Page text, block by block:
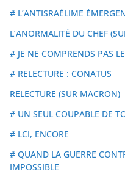
# L’ANTISRAÉLIME
L’ANORMALITÉ DU CHEF
# JE NE COMPRENDS PAS
# RELECTURE : CONATUS
RELECTURE (SUR MACRON)
# UN SEUL COUPABLE DE
# LCI, ENCORE
# QUAND LA GUERRE
IMPOSSIBLE